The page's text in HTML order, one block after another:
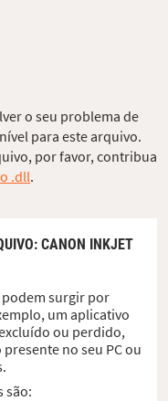
o seu problema de
para este arquivo.
por favor, contribua
.dll.
: CANON INKJET
surgir por
um aplicativo
ou perdido,
no seu PC ou
são: